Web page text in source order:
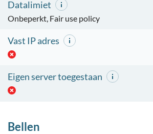
Datalimiet
Onbeperkt, Fair use policy
Vast IP adres
Eigen server toegestaan
Bellen